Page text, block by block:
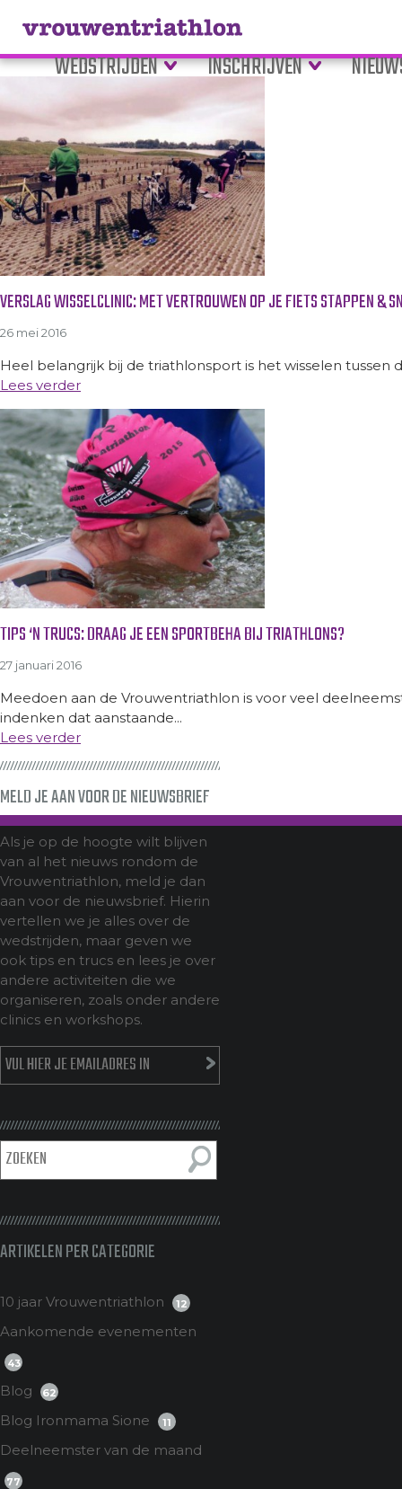
WEDSTRIJDEN INSCHRIJVEN
Tag Archive: adviezen
VERSLAG WISSELCLINIC: MET VERTROUWEN OP JE FIETS STAPPEN &
26 mei 2016
Heel belangrijk bij de triathlonsport is het wisselen tussen
Lees verder
TIPS ‘N TRUCS: DRAAG JE EEN SPORTBEHA BIJ TRIATHLONS?
27 januari 2016
Meedoen aan de Vrouwentriathlon is voor veel
indenken dat aanstaande...
Lees verder
MELD JE AAN VOOR DE NIEUWSBRIEF
Als je op de hoogte wilt blijven
van al het nieuws rondom de
Vrouwentriathlon, meld je dan
aan voor de nieuwsbrief. Hierin
vertellen we je alles over de
wedstrijden, maar geven we
ook tips en trucs en lees je over
andere activiteiten die we
organiseren, zoals onder andere
clinics en workshops.
ARTIKELEN PER CATEGORIE
10 jaar Vrouwentriathlon 12
Aankomende evenementen
43
Blog 62
Blog Ironmama Sione 11
Deelneemster van de maand
77